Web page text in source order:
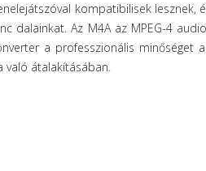
kompatibilisek lesznek,
dalainkat. Az M4A az MPEG-4
a professzionális minőséget
való átalakításában.